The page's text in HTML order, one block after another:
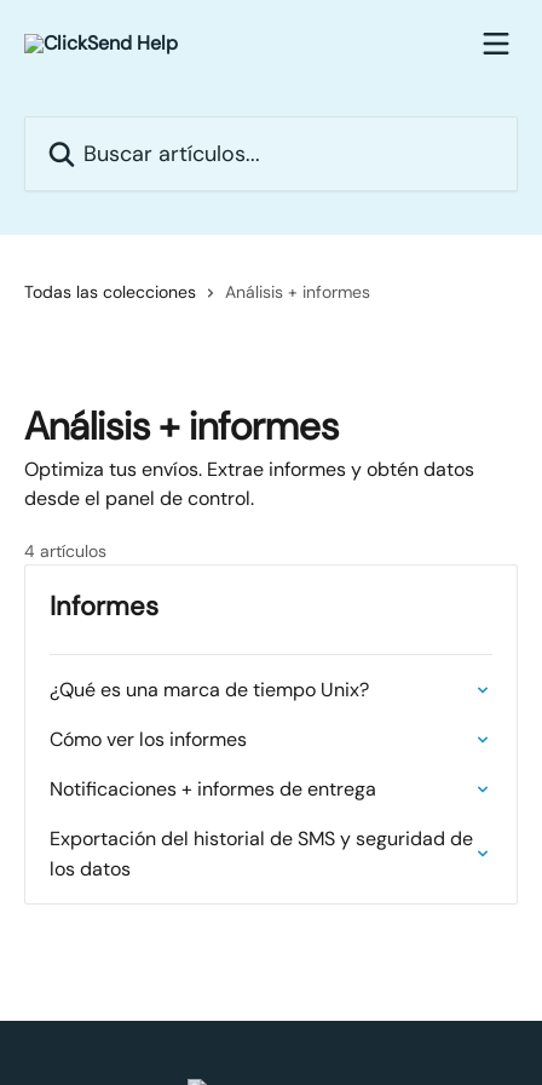
Todas las colecciones Análisis + informes
Análisis + informes
Optimiza tus envíos. Extrae informes y obtén datos
desde el panel de control.
4 artículos
Informes
¿Qué es una marca de tiempo Unix?
Cómo ver los informes
Notificaciones + informes de entrega
Exportación del historial de SMS y seguridad de
los datos